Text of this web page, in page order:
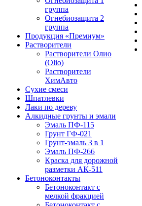
группа
Огнебиозащита 2
группа
Продукция «Премиум»
Растворители
Растворители Олио
(Olio)
Растворители
ХимАвто
Сухие смеси
Шпатлевки
Лаки по дереву
Алкидные грунты и эмали
Эмаль ПФ-115
Грунт ГФ-021
Грунт-эмаль 3 в 1
Эмаль ПФ-266
Краска для дорожной
разметки АК-511
Бетоноконтакты
Бетоноконтакт с
мелкой фракцией